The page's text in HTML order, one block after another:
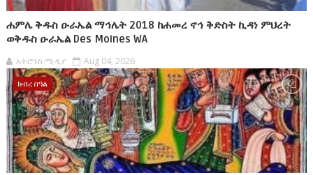
ሐምሌ ቅዱስ ዑራኤል ማኅሌት 2018 ከሐመረ ኖኅ ቅድስት ኪዳነ ምህረት
ወቅዱስ ዑራኤል Des Moines WA
አትሮንስ ሚዲያ Aug 04, 2026
ክብረ በዓል